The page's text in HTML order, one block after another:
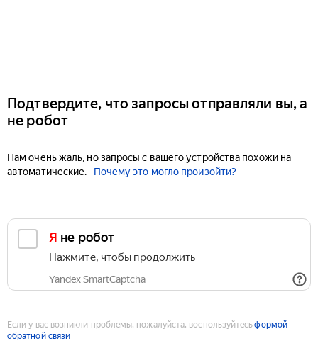
Подтвердите, что запросы отправляли вы, а
не робот
Нам очень жаль, но запросы с вашего устройства похожи на
автоматические.
Почему это могло произойти?
Я не робот
Нажмите, чтобы продолжить
Yandex SmartCaptcha
Если у вас возникли проблемы, пожалуйста, воспользуйтесьформой
обратной связи